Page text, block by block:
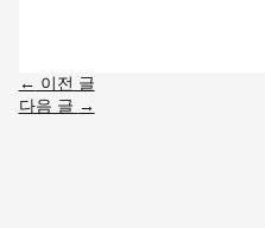
← 이전 글
다음 글 →